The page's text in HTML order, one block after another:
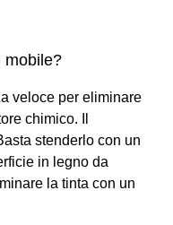
mobile?
veloce per eliminare
chimico. Il
stenderlo con un
in legno da
la tinta con un